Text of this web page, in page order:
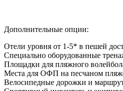
Дополнительные опции:
Отели уровня от 1-5* в пешей
Специально оборудованные
Площадки для пляжного
Места для ОФП на песчаном
Велосипедные дорожки и